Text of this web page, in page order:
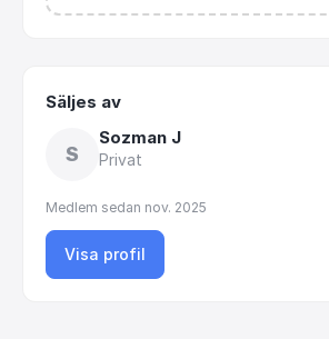
Säljes av
S
Sozman J
Privat
Medlem sedan nov. 2025
Visa profil